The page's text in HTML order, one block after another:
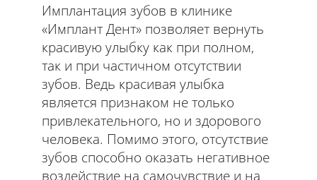
Имплантация зубов в клинике
«Имплант Дент» позволяет вернуть
красивую улыбку как при полном,
так и при частичном отсутствии
зубов. Ведь красивая улыбка
является признаком не только
привлекательного, но и здорового
человека. Помимо этого, отсутствие
зубов способно оказать негативное
воздействие на самочувствие и на